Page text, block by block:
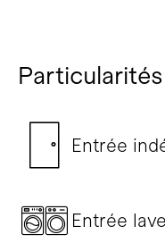
Particularités
Entrée
Entrée